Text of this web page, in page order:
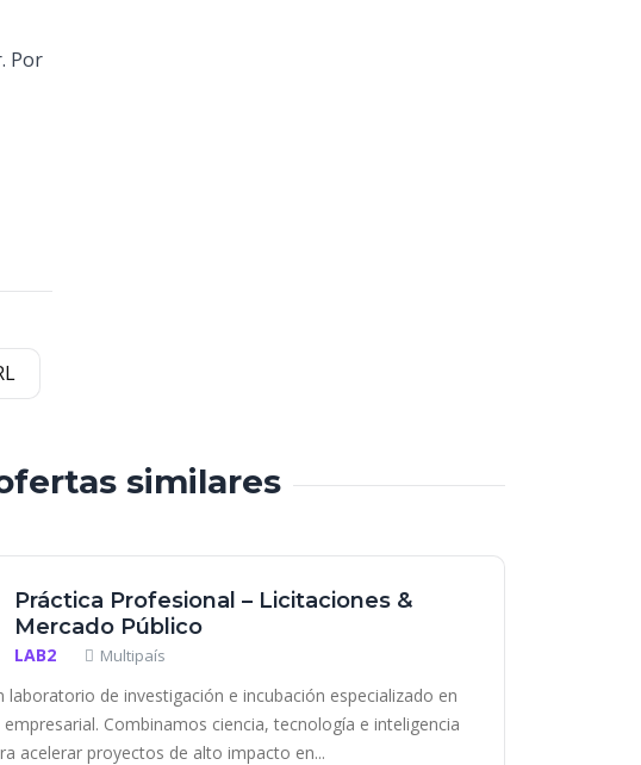
Por
similares
Práctica Profesional – Licitaciones &
Mercado Público
LAB2 Multipaís
laboratorio de investigación e incubación especializado en
Combinamos ciencia, tecnología e inteligencia
acelerar proyectos de alto impacto en...